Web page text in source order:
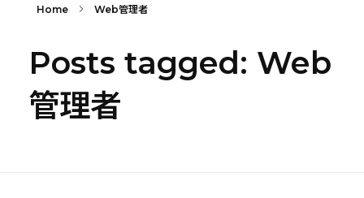
Home Web管理者
Posts tagged: Web
管理者